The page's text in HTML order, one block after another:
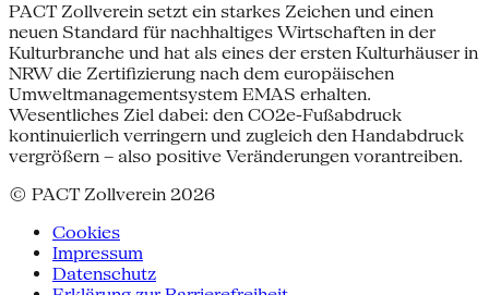
PACT Zollverein setzt ein starkes Zeichen und einen
neuen Standard für nachhaltiges Wirtschaften in der
Kulturbranche und hat als eines der ersten Kulturhäuser in
NRW die Zertifizierung nach dem europäischen
Umweltmanagementsystem EMAS erhalten.
Wesentliches Ziel dabei: den CO2e-Fußabdruck
kontinuierlich verringern und zugleich den Handabdruck
vergrößern – also positive Veränderungen vorantreiben.
© PACT Zollverein 2026
Cookies
Impressum
Datenschutz